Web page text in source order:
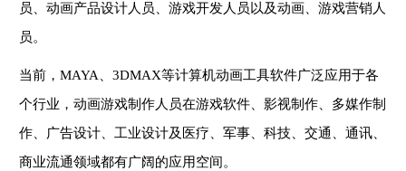
员、动画产品设计人员、游戏开发人员以及动画、游戏营销人
员。
当前，MAYA、3DMAX等计算机动画工具软件广泛应用于各
个行业，动画游戏制作人员在游戏软件、影视制作、多媒作制
作、广告设计、工业设计及医疗、军事、科技、交通、通讯、
商业流通领域都有广阔的应用空间。